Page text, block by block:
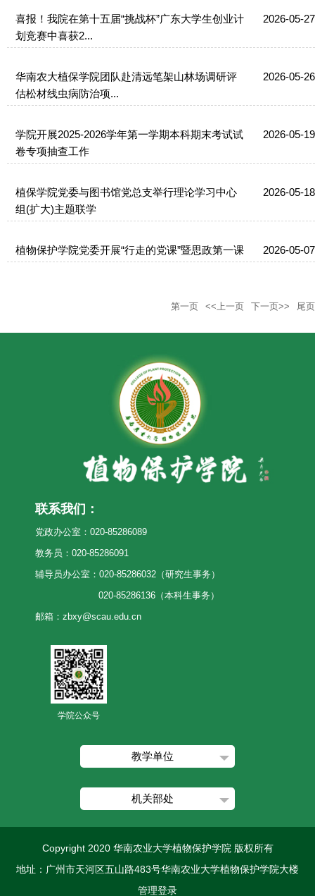
喜报！我院在第十五届“挑战杯”广东大学生创业计
划竞赛中喜获2...
2026-05-27
华南农大植保学院团队赴清远笔架山林场调研评
估松材线虫病防治项...
2026-05-26
学院开展2025-2026学年第一学期本科期末考试试
卷专项抽查工作
2026-05-19
植保学院党委与图书馆党总支举行理论学习中心
组(扩大)主题联学
2026-05-18
植物保护学院党委开展“行走的党课”暨思政第一课 2026-05-07
第一页 <<上一页 下一页>> 尾页
联系我们：
党政办公室：020-85286089
教务员：020-85286091
辅导员办公室：020-85286032（研究生事务）
020-85286136（本科生事务）
邮箱：zbxy@scau.edu.cn
学院公众号
教学单位
机关部处
Copyright 2020 华南农业大学植物保护学院 版权所有
地址：广州市天河区五山路483号华南农业大学植物保护学院大楼
管理登录